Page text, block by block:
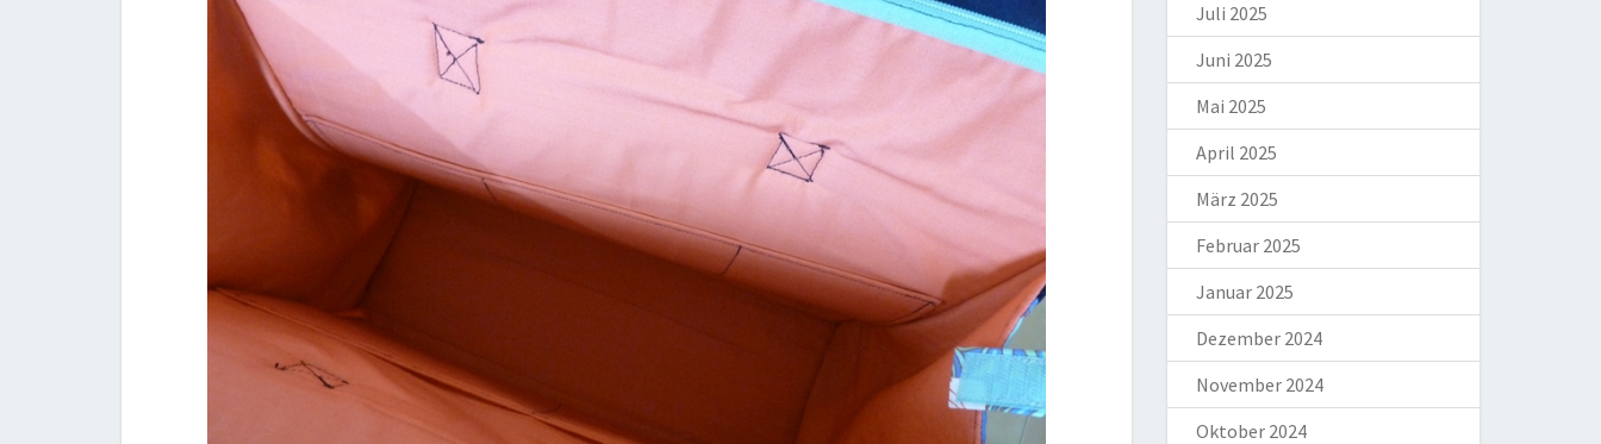
Juli 2025
Juni 2025
Mai 2025
April 2025
März 2025
Februar 2025
Januar 2025
Dezember 2024
November 2024
Oktober 2024